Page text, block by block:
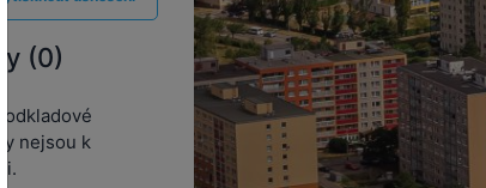
(0)
nejsou k